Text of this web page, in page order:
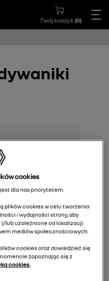
Twój koszyk (0)
cookies
dla nas priorytetem.
plików cookies w celu tworzenia
i wydajności strony, aby
lub uzależnione od lokalizacji
mediów społecznościowych.
cookies oraz dowiedzieć się
zapoznając się z
cookies.